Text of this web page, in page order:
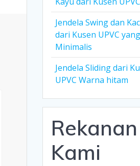
Jendela Swing dan
dari Kusen UPVC yang
Minimalis
Jendela Sliding dari
UPVC Warna hitam
Rekanan
Kami